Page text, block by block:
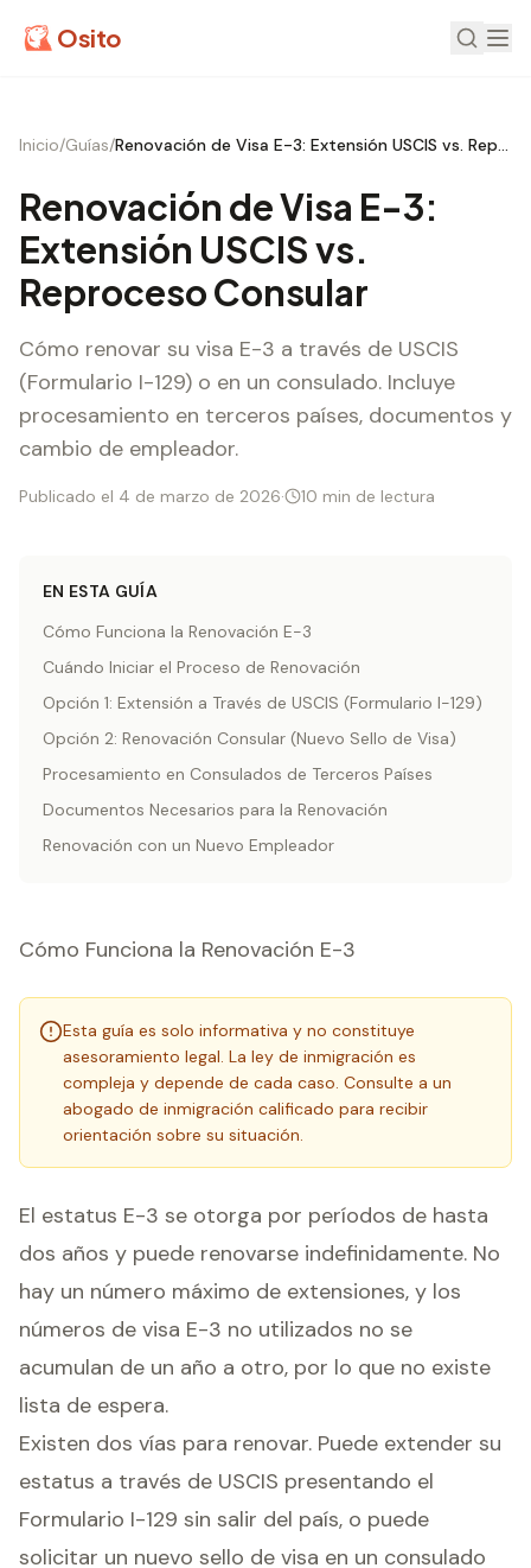
Osito
Inicio/Guías/ Renovación de Visa E-3: Extensión USCIS vs. Reproceso Consular
Renovación de Visa E-3:
Extensión USCIS vs.
Reproceso Consular
Cómo renovar su visa E-3 a través de USCIS
(Formulario I-129) o en un consulado. Incluye
procesamiento en terceros países, documentos y
cambio de empleador.
Publicado el 4 de marzo de 2026· 10 min de lectura
EN ESTA GUÍA
Cómo Funciona la Renovación E-3
Cuándo Iniciar el Proceso de Renovación
Opción 1: Extensión a Través de USCIS (Formulario I-129)
Opción 2: Renovación Consular (Nuevo Sello de Visa)
Procesamiento en Consulados de Terceros Países
Documentos Necesarios para la Renovación
Renovación con un Nuevo Empleador
Cómo Funciona la Renovación E-3
Esta guía es solo informativa y no constituye
asesoramiento legal. La ley de inmigración es
compleja y depende de cada caso. Consulte a un
abogado de inmigración calificado para recibir
orientación sobre su situación.
El estatus E-3 se otorga por períodos de hasta
dos años y puede renovarse indefinidamente. No
hay un número máximo de extensiones, y los
números de visa E-3 no utilizados no se
acumulan de un año a otro, por lo que no existe
lista de espera.
Existen dos vías para renovar. Puede extender su
estatus a través de USCIS presentando el
Formulario I-129 sin salir del país, o puede
solicitar un nuevo sello de visa en un consulado